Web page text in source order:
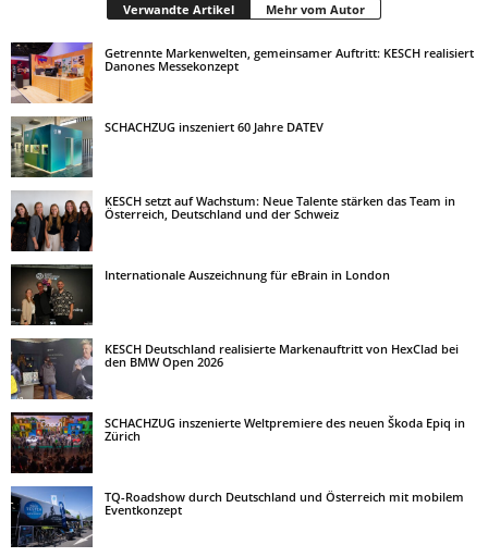
Verwandte Artikel Mehr vom Autor
Getrennte Markenwelten, gemeinsamer Auftritt: KESCH realisiert
Danones Messekonzept
SCHACHZUG inszeniert 60 Jahre DATEV
KESCH setzt auf Wachstum: Neue Talente stärken das Team in
Österreich, Deutschland und der Schweiz
Internationale Auszeichnung für eBrain in London
KESCH Deutschland realisierte Markenauftritt von HexClad bei
den BMW Open 2026
SCHACHZUG inszenierte Weltpremiere des neuen Škoda Epiq in
Zürich
TQ-Roadshow durch Deutschland und Österreich mit mobilem
Eventkonzept